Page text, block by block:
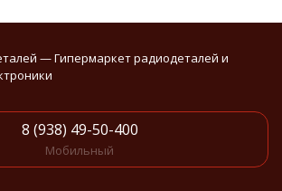
— Гипермаркет радиодеталей и
8 (938) 49-50-400
Мобильный